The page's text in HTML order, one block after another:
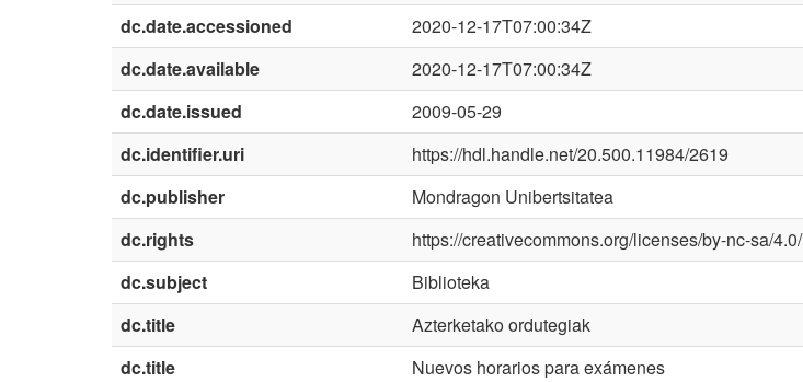
dc.date.accessioned
2020-12-17T07:00:34Z
dc.date.available
2020-12-17T07:00:34Z
dc.date.issued
2009-05-29
dc.identifier.uri
https://hdl.handle.net/20.500.11984/2619
dc.publisher
Mondragon Unibertsitatea
dc.rights
https://creativecommons.org/licenses/by-nc-sa/4.0/
dc.subject
Biblioteka
dc.title
Azterketako ordutegiak
dc.title
Nuevos horarios para exámenes